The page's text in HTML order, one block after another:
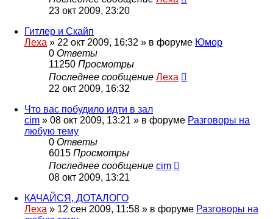
23 окт 2009, 23:20
Гитлер и Скайп
Леха » 22 окт 2009, 16:32 » в форуме Юмор
0 Ответы
11250 Просмотры
Последнее сообщение Леха
22 окт 2009, 16:32
Что вас побудило идти в зал
cim » 08 окт 2009, 13:21 » в форуме Разговоры на
любую тему
0 Ответы
6015 Просмотры
Последнее сообщение cim
08 окт 2009, 13:21
КАЧАЙСЯ, ДОТАЛОГО
Леха » 12 сен 2009, 11:58 » в форуме Разговоры на